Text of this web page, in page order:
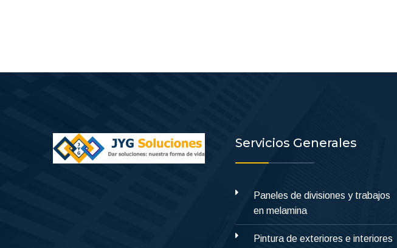
Servicios Generales
Paneles de divisiones y trabajos
en melamina
Pintura de exteriores e interiores